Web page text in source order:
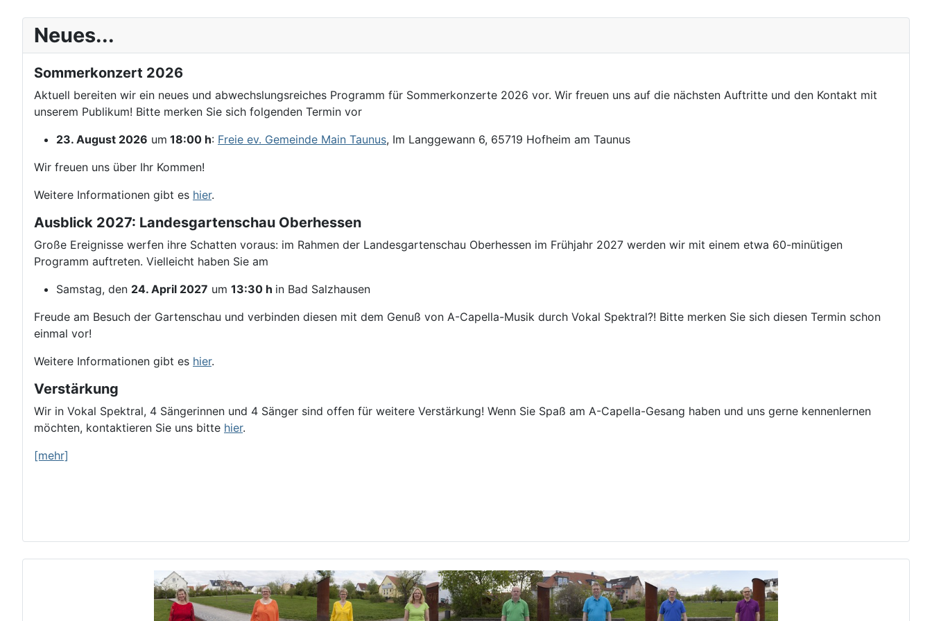
Neues...
Sommerkonzert 2026
Aktuell bereiten wir ein neues und abwechslungsreiches Programm für Sommerkonzerte 2026 vor. Wir freuen uns auf die nächsten Auftritte und den Kontakt mit
unserem Publikum! Bitte merken Sie sich folgenden Termin vor
23. August 2026 um 18:00 h: Freie ev. Gemeinde Main Taunus, Im Langgewann 6, 65719 Hofheim am Taunus
Wir freuen uns über Ihr Kommen!
Weitere Informationen gibt es hier.
Ausblick 2027: Landesgartenschau Oberhessen
Große Ereignisse werfen ihre Schatten voraus: im Rahmen der Landesgartenschau Oberhessen im Frühjahr 2027 werden wir mit einem etwa 60-minütigen
Programm auftreten. Vielleicht haben Sie am
Samstag, den 24. April 2027 um 13:30 h in Bad Salzhausen
Freude am Besuch der Gartenschau und verbinden diesen mit dem Genuß von A-Capella-Musik durch Vokal Spektral?! Bitte merken Sie sich diesen Termin schon
einmal vor!
Weitere Informationen gibt es hier.
Verstärkung
Wir in Vokal Spektral, 4 Sängerinnen und 4 Sänger sind offen für weitere Verstärkung! Wenn Sie Spaß am A-Capella-Gesang haben und uns gerne kennenlernen
möchten, kontaktieren Sie uns bitte hier.
[mehr]